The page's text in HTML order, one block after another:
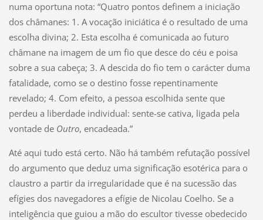
numa oportuna nota: “Quatro pontos definem a iniciação
dos châmanes: 1. A vocação iniciática é o resultado de uma
escolha divina; 2. Esta escolha é comunicada ao futuro
châmane na imagem de um fio que desce do céu e poisa
sobre a sua cabeça; 3. A descida do fio tem o carácter duma
fatalidade, como se o destino fosse repentinamente
revelado; 4. Com efeito, a pessoa escolhida sente que
perdeu a liberdade individual: sente-se cativa, ligada pela
vontade de Outro, encadeada.”
Até aqui tudo está certo. Não há também refutação possível
do argumento que deduz uma significação esotérica para o
claustro a partir da irregularidade que é na sucessão das
efígies dos navegadores a efígie de Nicolau Coelho. Se a
inteligência que guiou a mão do escultor tivesse obedecido